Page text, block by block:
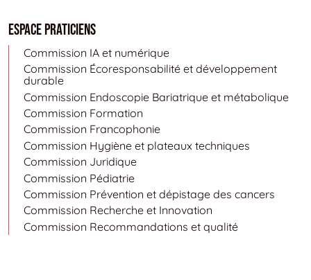
Espace Praticiens
Commission IA et numérique
Commission Écoresponsabilité et développement
durable
Commission Endoscopie Bariatrique et métabolique
Commission Formation
Commission Francophonie
Commission Hygiène et plateaux techniques
Commission Juridique
Commission Pédiatrie
Commission Prévention et dépistage des cancers
Commission Recherche et Innovation
Commission Recommandations et qualité